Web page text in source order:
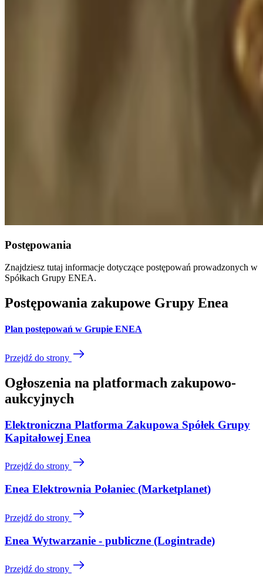
Postępowania
Znajdziesz tutaj informacje dotyczące postępowań prowadzonych w
Spółkach Grupy ENEA.
Postępowania zakupowe Grupy Enea
Plan postępowań w Grupie ENEA
Przejdź do strony
Ogłoszenia na platformach zakupowo-
aukcyjnych
Elektroniczna Platforma Zakupowa Spółek Grupy
Kapitałowej Enea
Przejdź do strony
Enea Elektrownia Połaniec (Marketplanet)
Przejdź do strony
Enea Wytwarzanie - publiczne (Logintrade)
Przejdź do strony